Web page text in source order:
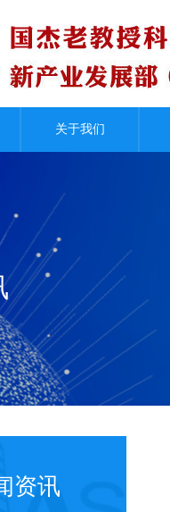
关于我们
国杰智库
领导关怀
联系我们
资讯